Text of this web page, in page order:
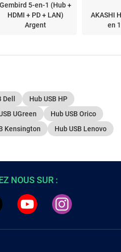
Gembird 5-en-1 (Hub +
HDMI + PD + LAN)
Argent
AKASHI
en
Hub USB HP
UGreen
Hub USB Orico
Kensington
Hub USB Lenovo
NOUS SUR :